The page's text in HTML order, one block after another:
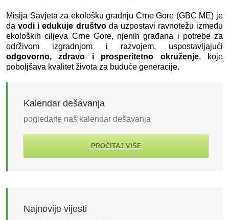
Misija Savjeta za ekološku gradnju Crne Gore (GBC ME) je
davodi i edukuje društvoda uzpostavi ravnotežu između
ekoloških ciljeva Crne Gore, njenih građana i potrebe za
održivom izgradnjom i razvojem, uspostavljajući
odgovorno, zdravo i prosperitetno okruženje, koje
poboljšava kvalitet života za buduće generacije.
Kalendar dešavanja
pogledajte naš kalendar dešavanja
PROČITAJ VIŠE
Najnovije vijesti